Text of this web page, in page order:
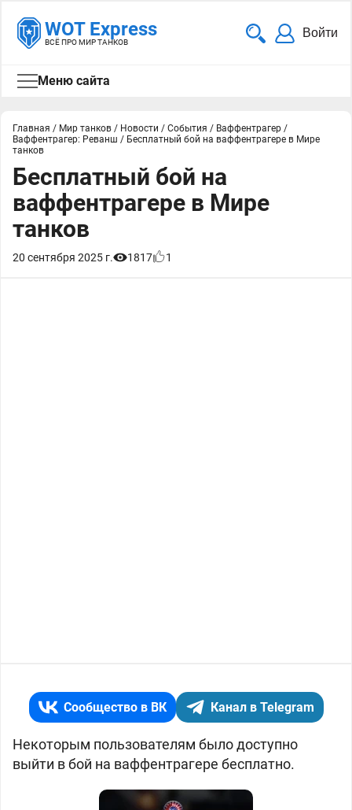
WOT Express
ВСЁ ПРО МИР ТАНКОВ
Войти
Меню сайта
Главная / Мир танков / Новости / События / Ваффентрагер /
Ваффентрагер: Реванш / Бесплатный бой на ваффентрагере в Мире
танков
Бесплатный бой на
ваффентрагере в Мире
танков
20 сентября 2025 г. 1817 1
Сообщество в ВК Канал в Telegram
Некоторым пользователям было доступно
выйти в бой на ваффентрагере бесплатно.